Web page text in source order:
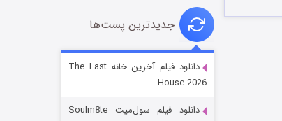
جدیدترین پست‌ها
دانلود فیلم آخرین خانه The Last
House 2026
دانلود فیلم سول‌میت Soulm8te